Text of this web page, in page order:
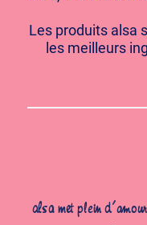
alsa met plein
Les produits alsa
les meilleurs